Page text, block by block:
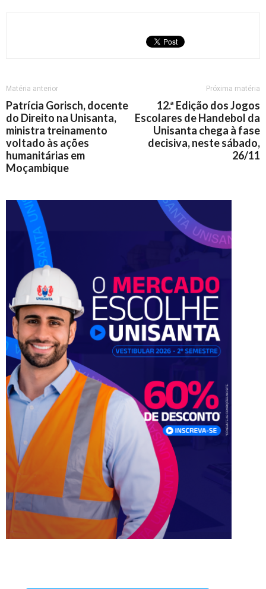
Matéria anterior
Patrícia Gorisch, docente
do Direito na Unisanta,
ministra treinamento
voltado às ações
humanitárias em
Moçambique
Próxima matéria
12.ª Edição dos Jogos
Escolares de Handebol da
Unisanta chega à fase
decisiva, neste sábado,
26/11